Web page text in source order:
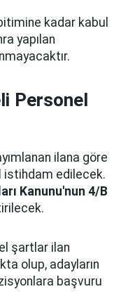
kadar kabul
yapılan
Personel
ilana göre
istihdam edilecek.
Kanunu'nun 4/B
şartlar ilan
olup, adayların
başvuru